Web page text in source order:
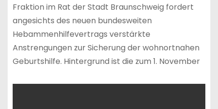
Fraktion im Rat der Stadt Braunschweig fordert
angesichts des neuen bundesweiten
Hebammenhilfevertrags verstärkte
Anstrengungen zur Sicherung der wohnortnahen
Geburtshilfe. Hintergrund ist die zum 1. November